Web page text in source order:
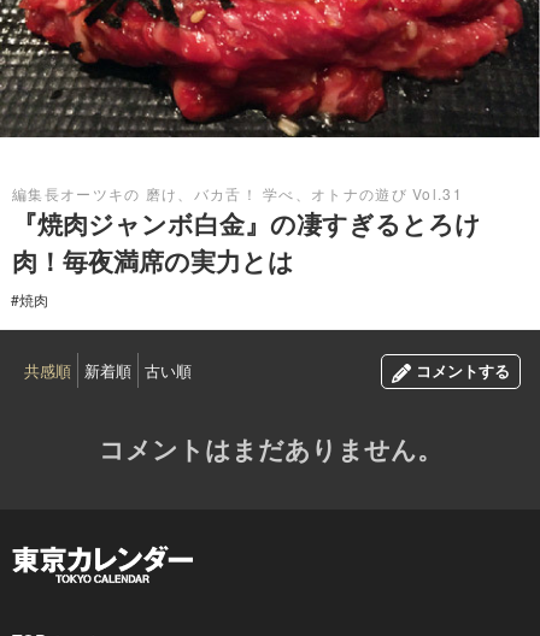
編集長オーツキの 磨け、バカ舌！ 学べ、オトナの遊び Vol.31
『焼肉ジャンボ白金』の凄すぎるとろけ
肉！毎夜満席の実力とは
#焼肉
共感順 新着順 古い順 コメントする
コメントはまだありません。